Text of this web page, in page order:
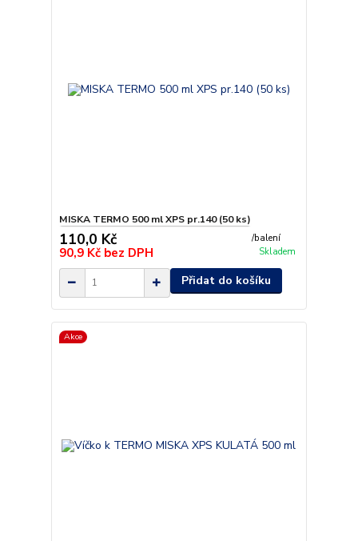
MISKA TERMO 500 ml XPS pr.140 (50 ks)
110,0 Kč /balení
90,9 Kč bez DPH Skladem
Přidat do košíku
Akce